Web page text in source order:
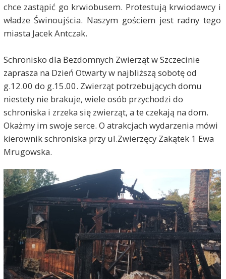
chce zastąpić go krwiobusem. Protestują krwiodawcy i
władze Świnoujścia. Naszym gościem jest radny tego
miasta Jacek Antczak.
Schronisko dla Bezdomnych Zwierząt w Szczecinie
zaprasza na Dzień Otwarty w najbliższą sobotę od
g.12.00 do g.15.00. Zwierząt potrzebujących domu
niestety nie brakuje, wiele osób przychodzi do
schroniska i zrzeka się zwierząt, a te czekają na dom.
Okażmy im swoje serce. O atrakcjach wydarzenia mówi
kierownik schroniska przy ul.Zwierzęcy Zakątek 1 Ewa
Mrugowska.